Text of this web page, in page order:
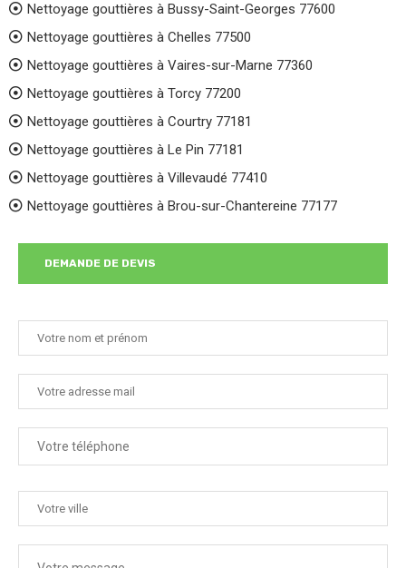
Nettoyage gouttières à Bussy-Saint-Georges 77600
Nettoyage gouttières à Chelles 77500
Nettoyage gouttières à Vaires-sur-Marne 77360
Nettoyage gouttières à Torcy 77200
Nettoyage gouttières à Courtry 77181
Nettoyage gouttières à Le Pin 77181
Nettoyage gouttières à Villevaudé 77410
Nettoyage gouttières à Brou-sur-Chantereine 77177
DEMANDE DE DEVIS